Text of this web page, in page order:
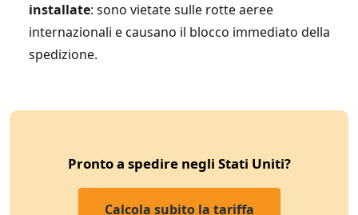
installate: sono vietate sulle rotte aeree
internazionali e causano il blocco immediato della
spedizione.
Pronto a spedire negli Stati Uniti?
Calcola subito la tariffa